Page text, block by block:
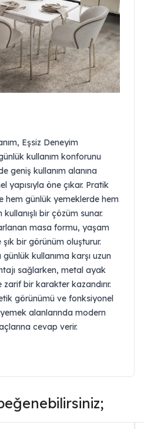
Eşsiz Deneyim
kullanım konforunu
geniş kullanım alanına
yapısıyla öne çıkar. Pratik
hem günlük yemeklerde hem
bir çözüm sunar.
masa formu, yaşam
bir görünüm oluşturur.
günlük kullanıma karşı uzun
sağlarken, metal ayak
zarif bir karakter kazandırır.
görünümü ve fonksiyonel
alanlarında modern
cevap verir.